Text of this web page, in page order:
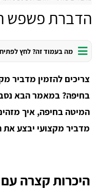
הדברת פשפש
מה בעמוד זה? לחץ
צריכים להזמין מדביר
בחיפה? במאמר הבא
המיטה בחיפה, איך
מדביר מקצועי יבצע את
היכרות קצרה